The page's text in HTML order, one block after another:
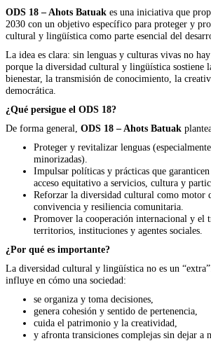
ODS 18 – Ahots Batuak es una iniciativa que
2030 con un objetivo específico para proteger y
cultural y lingüística como parte esencial del
La idea es clara: sin lenguas y culturas vivas no
porque la diversidad cultural y lingüística sostiene
bienestar, la transmisión de conocimiento, la
democrática.
¿Qué persigue el ODS 18?
De forma general, ODS 18 – Ahots Batuak
Proteger y revitalizar lenguas
minorizadas).
Impulsar políticas y prácticas que
acceso equitativo a servicios, cultura y
Reforzar la diversidad cultural como motor
convivencia y resiliencia comunitaria.
Promover la cooperación internacional y el
territorios, instituciones y agentes sociales.
¿Por qué es importante?
La diversidad cultural y lingüística no es un
influye en cómo una sociedad:
se organiza y toma decisiones,
genera cohesión y sentido de pertenencia,
cuida el patrimonio y la creatividad,
y afronta transiciones complejas sin dejar a